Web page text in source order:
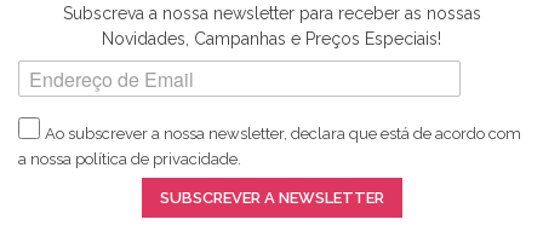
Harita a minha encomenda já chegou. :) Muito obrigada pela
rapidez no envio, pela qualidade dos materiais que me
enviaste e pela simpatia de sempre. :)
Catarina Amaro
5 estrelas. Gosto muito do serviço. A Harita Chotalal é muito
Subscreva a nossa newsletter para receber as nossas
Novidades, Campanhas e Preços Especiais!
Ao subscrever a nossa newsletter, declara que está de acordo com
a nossa política de privacidade.
SUBSCREVER A NEWSLETTER